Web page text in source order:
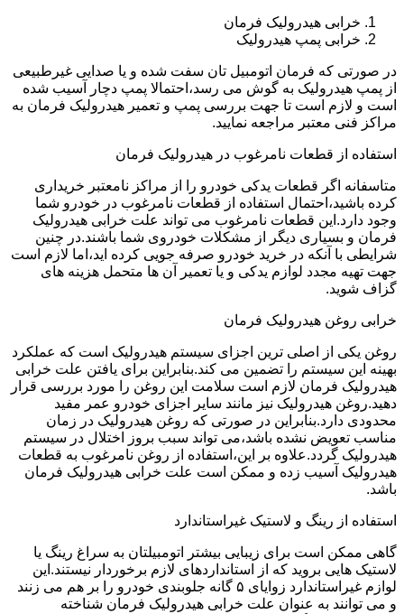
خرابی هیدرولیک فرمان
خرابی پمپ هیدرولیک
در صورتی که فرمان اتومبیل تان سفت شده و یا صدایی غیرطبیعی
از پمپ هیدرولیک به گوش می رسد،احتمالا پمپ دچار آسیب شده
است و لازم است تا جهت بررسی پمپ و تعمیر هیدرولیک فرمان به
مراکز فنی معتبر مراجعه نمایید.
استفاده از قطعات نامرغوب در هیدرولیک فرمان
متاسفانه اگر قطعات یدکی خودرو را از مراکز نامعتبر خریداری
کرده باشید،احتمال استفاده از قطعات نامرغوب در خودرو شما
وجود دارد.این قطعات نامرغوب می تواند علت خرابی هیدرولیک
فرمان و بسیاری دیگر از مشکلات خودروی شما باشند.در چنین
شرایطی با آنکه در خرید خودرو صرفه جویی کرده اید،اما لازم است
جهت تهیه مجدد لوازم یدکی و یا تعمیر آن ها متحمل هزینه های
گزاف شوید.
خرابی روغن هیدرولیک فرمان
روغن یکی از اصلی ترین اجزای سیستم هیدرولیک است که عملکرد
بهینه این سیستم را تضمین می کند.بنابراین برای یافتن علت خرابی
هیدرولیک فرمان لازم است سلامت این روغن را مورد بررسی قرار
دهید.روغن هیدرولیک نیز مانند سایر اجزای خودرو عمر مفید
محدودی دارد.بنابراین در صورتی که روغن هیدرولیک در زمان
مناسب تعویض نشده باشد،می تواند سبب بروز اختلال در سیستم
هیدرولیک گردد.علاوه بر این،استفاده از روغن نامرغوب به قطعات
هیدرولیک آسیب زده و ممکن است علت خرابی هیدرولیک فرمان
باشد.
استفاده از رینگ و لاستیک غیراستاندارد
گاهی ممکن است برای زیبایی بیشتر اتومبیلتان به سراغ رینگ یا
لاستیک هایی بروید که از استانداردهای لازم برخوردار نیستند.این
لوازم غیراستاندارد زوایای ۵ گانه جلوبندی خودرو را بر هم می زنند
و می توانند به عنوان علت خرابی هیدرولیک فرمان شناخته